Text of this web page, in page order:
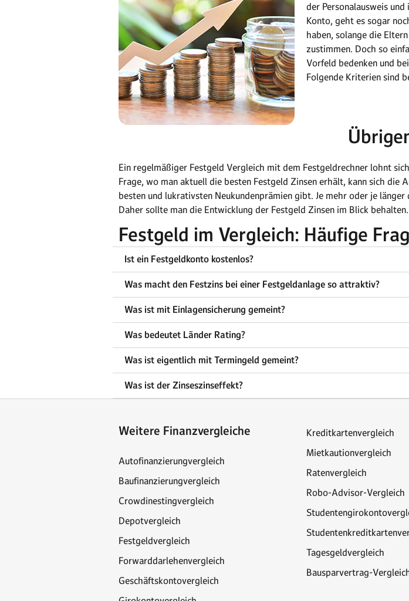
der Personalausweis
Konto, geht es sogar
haben, solange die
zustimmen. Doch so
Vorfeld bedenken und
Folgende Kriterien sind
Ein regelmäßiger Festgeld Vergleich mit dem Festgeldrechner lohnt
Frage, wo man aktuell die besten Festgeld Zinsen erhält, kann sich
besten und lukrativsten Neukundenprämien gibt. Je mehr oder je
Daher sollte man die Entwicklung der Festgeld Zinsen im Blick behalten.
Festgeld im Vergleich: Häufige
Ist ein Festgeldkonto kostenlos?
Was macht den Festzins bei einer Festgeldanlage so attraktiv?
Was ist mit Einlagensicherung gemeint?
Was bedeutet Länder Rating?
Was ist eigentlich mit Termingeld gemeint?
Was ist der Zinseszinseffekt?
Weitere Finanzvergleiche
Autofinanzierungvergleich
Baufinanzierungvergleich
Crowdinestingvergleich
Depotvergleich
Festgeldvergleich
Forwarddarlehenvergleich
Geschäftskontovergleich
Kreditkartenvergleich
Mietkautionvergleich
Ratenvergleich
Robo-Advisor-Vergleich
Tagesgeldvergleich
Bausparvertrag-